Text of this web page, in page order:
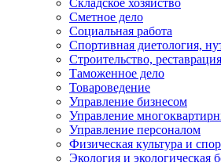
Складское хозяйство
Сметное дело
Социальная работа
Спортивная диетология,
Строительство, реставрация
Таможенное дело
Товароведение
Управление бизнесом
Управление
Управление персоналом
Физическая культура и
Экология и экологическая